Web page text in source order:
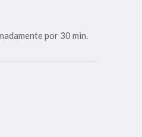
por 30 min.